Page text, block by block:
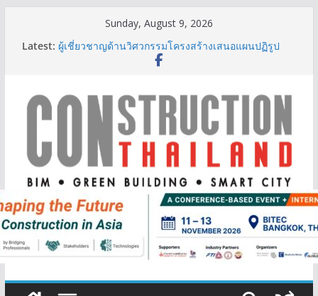
Sunday, August 9, 2026
Latest: ผู้เชี่ยวชาญด้านวิศวกรรมโครงสร้างเสนอแผนปฏิรูป
มาตรฐานตั้งแต่การออกแบบถึงการตรวจสอบอาคารไทย
เติบโต 377% ชี้ดีมานด์ภูเก็ตยังแกร่ง
BCT Expo 2026 ชูแนวคิด “Empowering Net Zero in
Construction & Mining” ขับเคลื่อนอุตสาหกรรม
ก่อสร้างและเหมืองแร่สู่สังคมคาร์บอนต่ำอย่างยั่งยืน
ลลิล พร็อพเพอร์ตี้ ก้าวสู่ปีที่ 40 ยึดลูกค้าเป็นศูนย์กลาง
IHG Hotels & Resorts เปิดตัว ฮอลิเดย์ อินน์ เอ็กซ์เพรส
อ่าวนางแห่งแรกในกระบี่